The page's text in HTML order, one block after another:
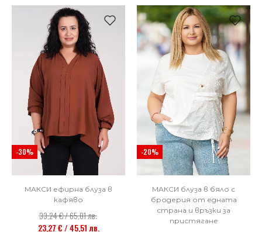
-30%
МАКСИ ефирна блуза в
кафяво
33,24 € / 65,01 лв.
23,27 € / 45,51 лв.
-20%
МАКСИ блуза в бяло с
бродерия от едната
страна и връзки за
пристягане